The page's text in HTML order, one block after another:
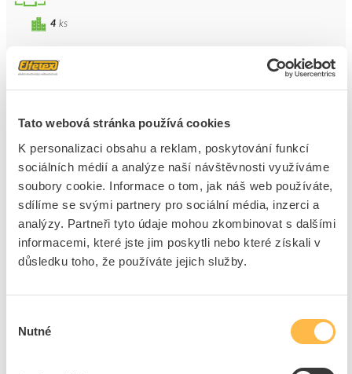
Tato webová stránka používá cookies
K personalizaci obsahu a reklam, poskytování funkcí
sociálních médií a analýze naší návštěvnosti využíváme
soubory cookie. Informace o tom, jak náš web používáte,
sdílíme se svými partnery pro sociální média, inzerci a
analýzy. Partneři tyto údaje mohou zkombinovat s dalšími
informacemi, které jste jim poskytli nebo které získali v
důsledku toho, že používáte jejich služby.
souhlasu
Nutné
4 ks
EAN
8594012220775
Kód výrobce
0642
Cena s DPH 3 777,23 Kč/ks
ks do košíku
Přidat k porovnání